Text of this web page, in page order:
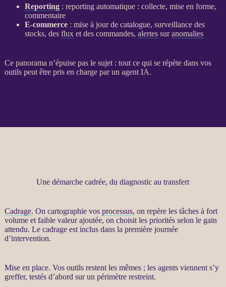
Reporting: reportingautomatique : collecte, mise en forme,
commentaire
E-commerce: mise à jour de catalogue, surveillancedes
stocks, des fluxet des commandes, alertessuranomalies
Ce panorama n’épuise pas le sujet : tout ce qui se répète dans vos
outils peut être pris en charge par un agent IA.
Une démarche cadrée, du diagnostic au transfert
Cadrage. On cartographie vos processus, on repère les tâches à fort
volume et faible valeur ajoutée, on choisit les priorités selon le gain
attendu. Le cadrageest inclus dans la première journée
d’intervention.
Mise en place. Vos outils restent les mêmes ; les agentsviennent s’y
greffer, testés d’abord sur un périmètre restreint.